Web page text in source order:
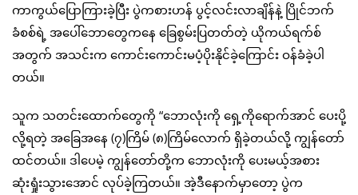
ကာကွယ်ပြောကြားခဲ့ပြီး ပွဲကစားဟန် ပွင့်လင်းလာချိန်နဲ့ ပြိုင်ဘက်
ခံစစ်ရဲ့ အပေါ်ဘောတွေကနေ ခြေစွမ်းပြတတ်တဲ့ ယိုကယ်ရက်စ်
အတွက် အသင်းက ကောင်းကောင်းမပံ့ပိုးနိုင်ခဲ့ကြောင်း ဝန်ခံခဲ့ပါ
တယ်။
သူက သတင်းထောက်တွေကို “ဘောလုံးကို ရှေ့ကိုရောက်အာင် ပေးပို့
လို့ရတဲ့ အခြေအနေ (၇)ကြိမ် (၈)ကြိမ်လောက် ရှိခဲ့တယ်လို့ ကျွန်တော်
ထင်တယ်။ ဒါပေမဲ့ ကျွန်တော်တို့က ဘောလုံးကို ပေးမယ့်အစား
ဆုံးရှုံးသွားအောင် လုပ်ခဲ့ကြတယ်။ အဲ့ဒီနောက်မှာတော့ ပွဲက